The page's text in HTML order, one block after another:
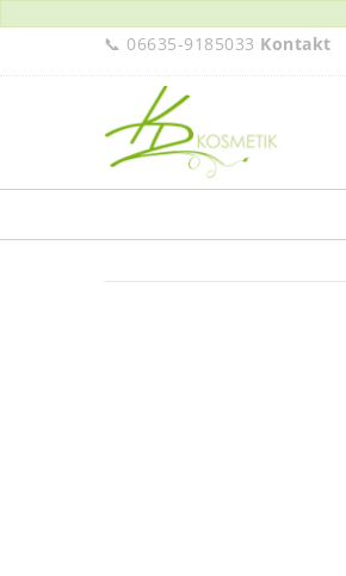
📞 06635-9185033 Kontakt